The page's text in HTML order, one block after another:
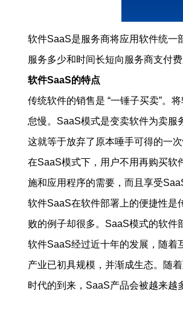
软件SaaS是服务商将应用软件统一
服务多少和时间长短向服务商支付费
软件SaaS的特点
传统软件的销售是 “一锤子买卖”。
怠慢。SaaS模式是变卖软件为卖服
这就等于放弃了原本唾手可得的一
在SaaS模式下，用户不用再购买软
施和应用程序的需要，而且享受
软件SaaS在软件部署上的便捷性是
败的例子却很多。SaaS模式的软件
软件SaaS经过近十年的发展，随着
产业已初具规模，并渐成生态。随
时代的到来，SaaS产品会被越来越